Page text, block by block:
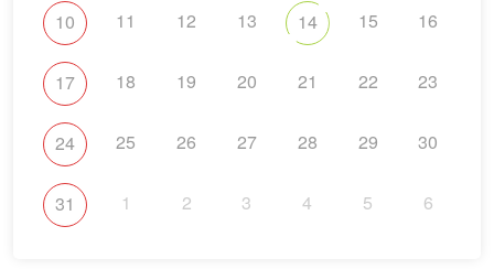
10 11 12 13 14 15 16
17 18 19 20 21 22 23
24 25 26 27 28 29 30
31 1 2 3 4 5 6